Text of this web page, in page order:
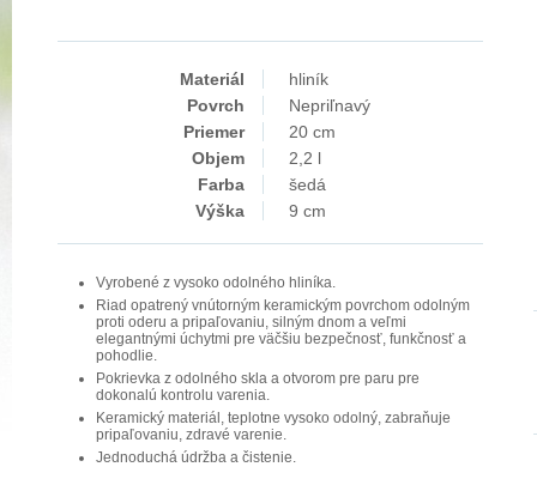
Materiál
hliník
Povrch
Nepriľnavý
Priemer
20 cm
Objem
2,2 l
Farba
šedá
Výška
9 cm
Vyrobené z vysoko odolného hliníka.
Riad opatrený vnútorným keramickým povrchom odolným
proti oderu a pripaľovaniu, silným dnom a veľmi
elegantnými úchytmi pre väčšiu bezpečnosť, funkčnosť a
pohodlie.
Pokrievka z odolného skla a otvorom pre paru pre
dokonalú kontrolu varenia.
Keramický materiál, teplotne vysoko odolný, zabraňuje
pripaľovaniu, zdravé varenie.
Jednoduchá údržba a čistenie.